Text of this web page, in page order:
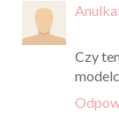
Czy